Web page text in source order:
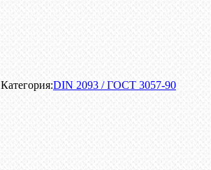
Категория:DIN 2093 / ГОСТ 3057-90